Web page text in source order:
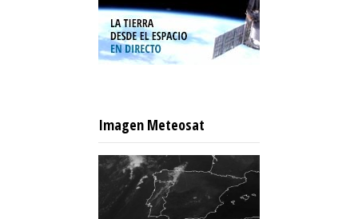
Imagen Meteosat